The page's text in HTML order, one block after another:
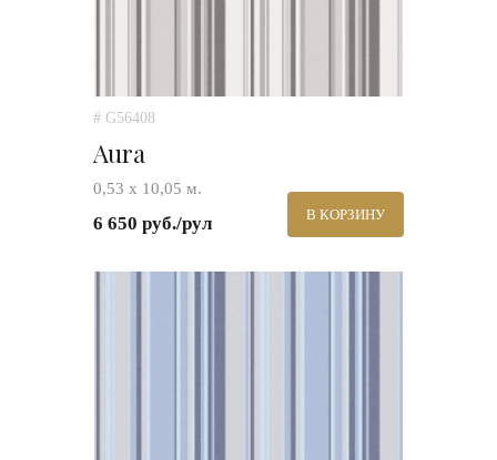
# G56408
Aura
0,53 х 10,05 м.
6 650 руб./рул В КОРЗИНУ